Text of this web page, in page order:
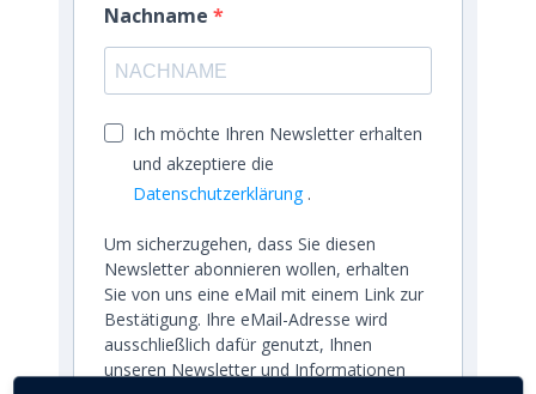
Nachname
Ich möchte Ihren Newsletter erhalten
und akzeptiere die
Datenschutzerklärung.
Um sicherzugehen, dass Sie diesen
Newsletter abonnieren wollen, erhalten
Sie von uns eine eMail mit einem Link zur
Bestätigung. Ihre eMail-Adresse wird
ausschließlich dafür genutzt, Ihnen
unseren Newsletter und Informationen